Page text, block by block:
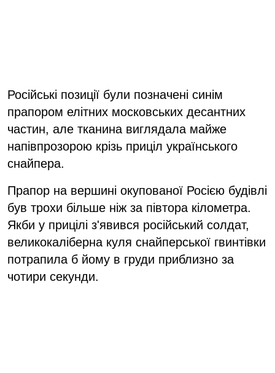
Російські позиції були позначені синім
прапором елітних московських десантних
частин, але тканина виглядала майже
напівпрозорою крізь приціл українського
снайпера.
Прапор на вершині окупованої Росією будівлі
був трохи більше ніж за півтора кілометра.
Якби у прицілі з'явився російський солдат,
великокаліберна куля снайперської гвинтівки
потрапила б йому в груди приблизно за
чотири секунди.